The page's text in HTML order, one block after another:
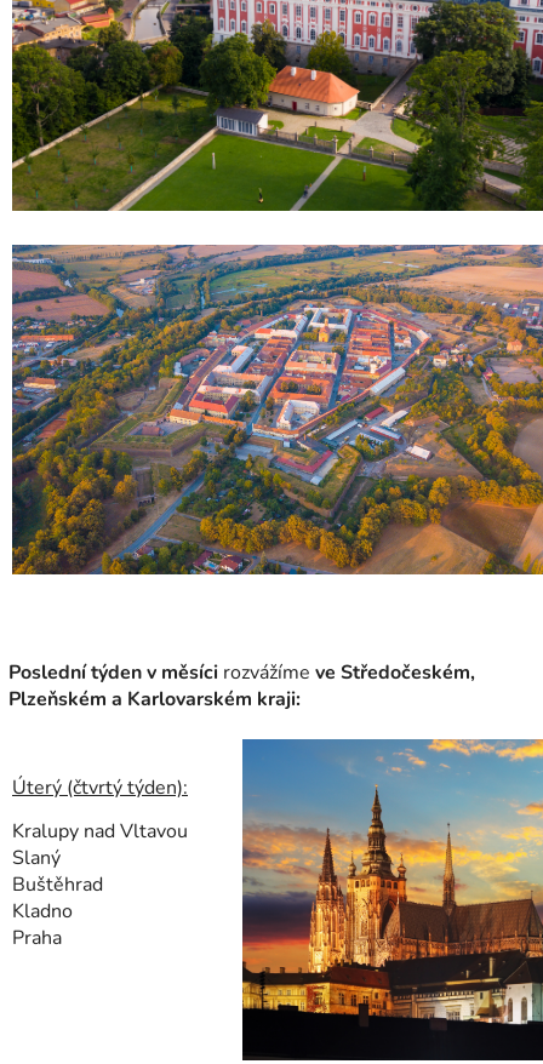
Poslední týden v měsíci rozvážíme ve Středočeském,
Plzeňském a Karlovarském kraji:
Úterý (čtvrtý týden):
Kralupy nad Vltavou
Slaný
Buštěhrad
Kladno
Praha